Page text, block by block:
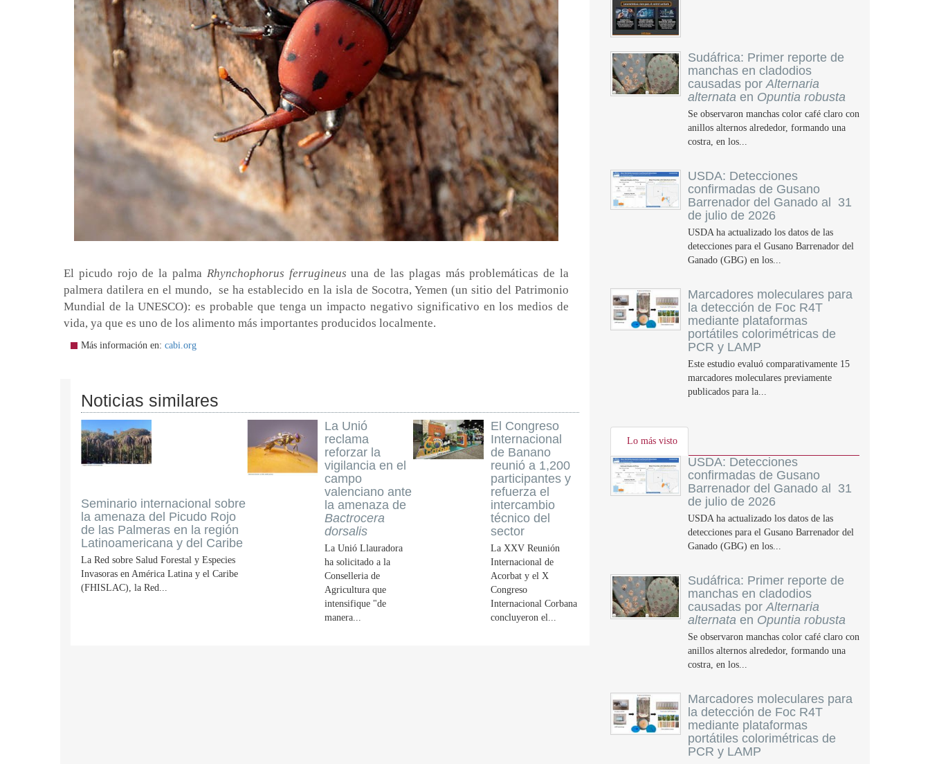
El picudo rojo de la palma Rhynchophorus ferrugineus una de las plagas más problemáticas de la
palmera datilera en el mundo, se ha establecido en la isla de Socotra, Yemen (un sitio del Patrimonio
Mundial de la UNESCO): es probable que tenga un impacto negativo significativo en los medios de
vida, ya que es uno de los alimento más importantes producidos localmente.
Más información en: cabi.org
Noticias similares
Seminario internacional sobre
la amenaza del Picudo Rojo
de las Palmeras en la región
Latinoamericana y del Caribe
La Red sobre Salud Forestal y Especies
Invasoras en América Latina y el Caribe
(FHISLAC), la Red...
La Unió
reclama
reforzar la
vigilancia en el
campo
valenciano ante
la amenaza de
Bactrocera
dorsalis
La Unió Llauradora
ha solicitado a la
Conselleria de
Agricultura que
intensifique "de
manera...
El Congreso
Internacional
de Banano
reunió a 1,200
participantes y
refuerza el
intercambio
técnico del
sector
La XXV Reunión
Internacional de
Acorbat y el X
Congreso
Internacional Corbana
concluyeron el...
Sudáfrica: Primer reporte de
manchas en cladodios
causadas porAlternaria
alternata en Opuntia robusta
Se observaron manchas color café claro con
anillos alternos alrededor, formando una
costra, en los...
USDA: Detecciones
confirmadas de Gusano
Barrenador del Ganado al 31
de julio de 2026
USDA ha actualizado los datos de las
detecciones para el Gusano Barrenador del
Ganado (GBG) en los...
Marcadores moleculares para
la detección de Foc R4T
mediante plataformas
portátiles colorimétricas de
PCR y LAMP
Este estudio evaluó comparativamente 15
marcadores moleculares previamente
publicados para la...
Lo más visto
USDA: Detecciones
confirmadas de Gusano
Barrenador del Ganado al 31
de julio de 2026
USDA ha actualizado los datos de las
detecciones para el Gusano Barrenador del
Ganado (GBG) en los...
Sudáfrica: Primer reporte de
manchas en cladodios
causadas porAlternaria
alternata en Opuntia robusta
Se observaron manchas color café claro con
anillos alternos alrededor, formando una
costra, en los...
Marcadores moleculares para
la detección de Foc R4T
mediante plataformas
portátiles colorimétricas de
PCR y LAMP